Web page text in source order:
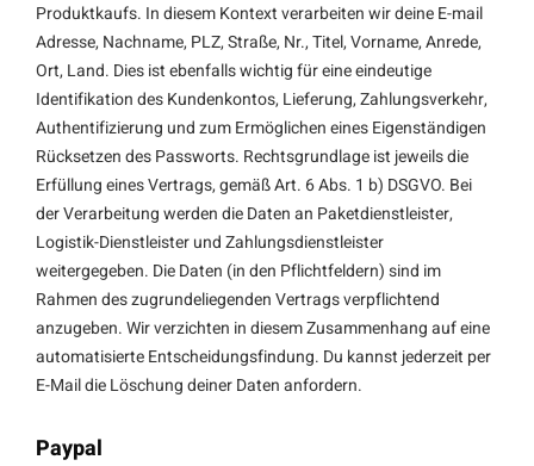
Produktkaufs. In diesem Kontext verarbeiten wir deine E-mail
Adresse, Nachname, PLZ, Straße, Nr., Titel, Vorname, Anrede,
Ort, Land. Dies ist ebenfalls wichtig für eine eindeutige
Identifikation des Kundenkontos, Lieferung, Zahlungsverkehr,
Authentifizierung und zum Ermöglichen eines Eigenständigen
Rücksetzen des Passworts. Rechtsgrundlage ist jeweils die
Erfüllung eines Vertrags, gemäß Art. 6 Abs. 1 b) DSGVO. Bei
der Verarbeitung werden die Daten an Paketdienstleister,
Logistik-Dienstleister und Zahlungsdienstleister
weitergegeben. Die Daten (in den Pflichtfeldern) sind im
Rahmen des zugrundeliegenden Vertrags verpflichtend
anzugeben. Wir verzichten in diesem Zusammenhang auf eine
automatisierte Entscheidungsfindung. Du kannst jederzeit per
E-Mail die Löschung deiner Daten anfordern.
Paypal